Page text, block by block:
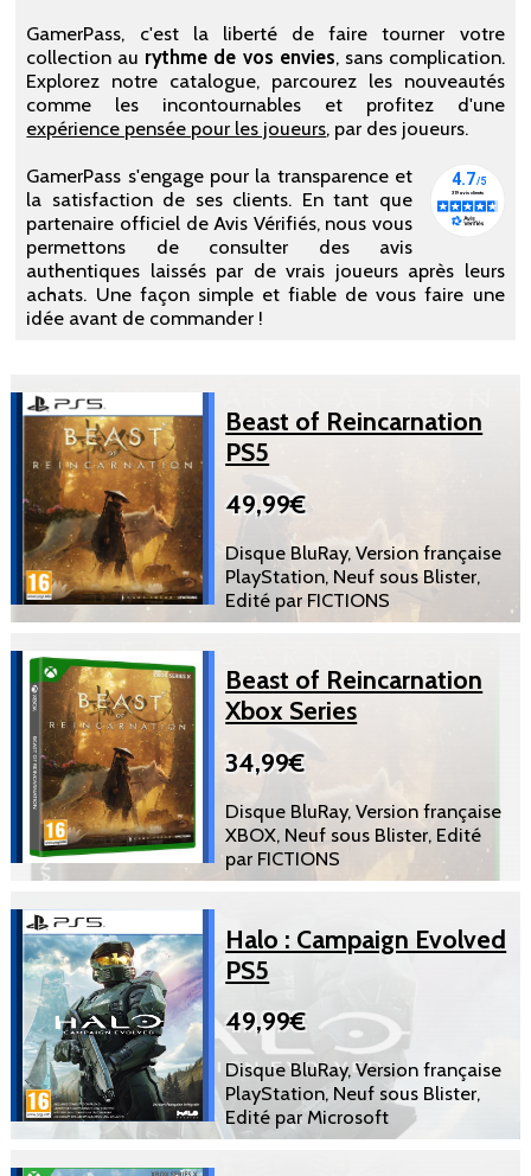
GamerPass, c'est la liberté de faire tourner votre
collection au rythme de vos envies, sans complication.
Explorez notre catalogue, parcourez les nouveautés
comme les incontournables et profitez d'une
expérience pensée pour les joueurs, par des joueurs.
GamerPass s'engage pour la transparence et
la satisfaction de ses clients. En tant que
partenaire officiel de Avis Vérifiés, nous vous
permettons de consulter des avis
authentiques laissés par de vrais joueurs après leurs
achats. Une façon simple et fiable de vous faire une
idée avant de commander !
Beast of Reincarnation
PS5
49,99€
Disque BluRay, Version française
PlayStation, Neuf sous Blister,
Edité par FICTIONS
Beast of Reincarnation
Xbox Series
34,99€
Disque BluRay, Version française
XBOX, Neuf sous Blister, Edité
par FICTIONS
Halo : Campaign Evolved
PS5
49,99€
Disque BluRay, Version française
PlayStation, Neuf sous Blister,
Edité par Microsoft